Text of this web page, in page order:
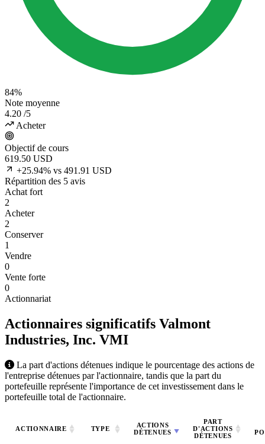
84%
Note moyenne
4.20 /5
Acheter
Objectif de cours
619.50 USD
+25.94% vs 491.91 USD
Répartition des 5 avis
Achat fort
2
Acheter
2
Conserver
1
Vendre
0
Vente forte
0
Actionnariat
Actionnaires significatifs Valmont
Industries, Inc. VMI
La part d'actions détenues indique le pourcentage des actions de
l'entreprise détenues par l'actionnaire, tandis que la part du
portefeuille représente l'importance de cet investissement dans le
portefeuille total de l'actionnaire.
ACTIONNAIRE TYPE
ACTIONS
DÉTENUES
PART
D'ACTIONS
DÉTENUES